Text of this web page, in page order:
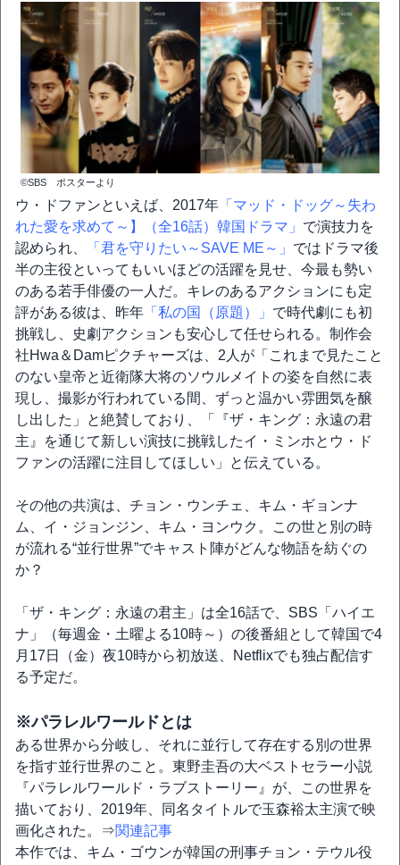
©SBS ポスターより
ウ・ドファンといえば、2017年 「マッド・ドッグ～失わ
れた愛を求めて～】（全16話）韓国ドラマ」 で演技力を
認められ、
「君を守りたい～SAVE ME～」 ではドラマ後
半の主役といってもいいほどの活躍を見せ、今最も勢い
のある若手俳優の一人だ。キレのあるアクションにも定
評がある彼は、昨年 「私の国（原題）」 で時代劇にも初
挑戦し、史劇アクションも安心して任せられる。制作会
社Hwa＆Damピクチャーズは、2人が「これまで見たこと
のない皇帝と近衛隊大将のソウルメイトの姿を自然に表
現し、撮影が行われている間、ずっと温かい雰囲気を醸
し出した」と絶賛しており、「『ザ・キング：永遠の君
主』を通じて新しい演技に挑戦したイ・ミンホとウ・ド
ファンの活躍に注目してほしい」と伝えている。
その他の共演は、チョン・ウンチェ、キム・ギョンナ
ム、イ・ジョンジン、キム・ヨンウク。この世と別の時
が流れる“並行世界”でキャスト陣がどんな物語を紡ぐの
か？
「ザ・キング：永遠の君主」は全16話で、SBS「ハイエ
ナ」（毎週金・土曜よる10時～）の後番組として韓国で4
月17日（金）夜10時から初放送、Netflixでも独占配信す
る予定だ。
※パラレルワールドとは
ある世界から分岐し、それに並行して存在する別の世界
を指す並行世界のこと。東野圭吾の大ベストセラー小説
『パラレルワールド・ラブストーリー』が、この世界を
描いており、2019年、同名タイトルで玉森裕太主演で映
画化された。⇒関連記事
本作では、キム・ゴウンが韓国の刑事チョン・テウル役